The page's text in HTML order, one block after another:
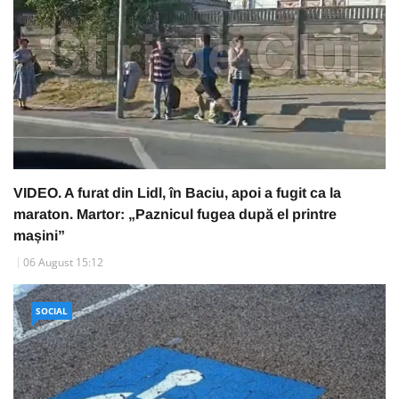
VIDEO. A furat din Lidl, în Baciu, apoi a fugit ca la
maraton. Martor: „Paznicul fugea după el printre
mașini”
06 August 15:12
SOCIAL